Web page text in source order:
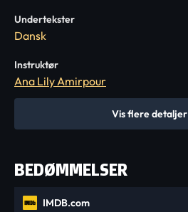
Undertekster
Dansk
Instruktør
Ana Lily Amirpour
Vis flere detaljer
BEDØMMELSER
IMDB.com